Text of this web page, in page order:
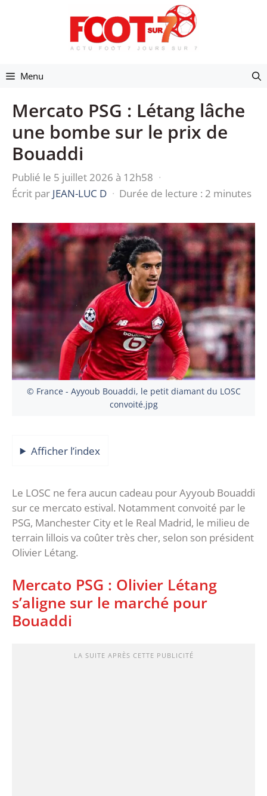
Menu
Mercato PSG : Létang lâche
une bombe sur le prix de
Bouaddi
Publié le 5 juillet 2026 à 12h58 ·
Écrit par JEAN-LUC D · Durée de lecture : 2 minutes
© France - Ayyoub Bouaddi, le petit diamant du LOSC
convoité.jpg
Afficher l’index
Le LOSC ne fera aucun cadeau pour Ayyoub Bouaddi
sur ce mercato estival. Notamment convoité par le
PSG, Manchester City et le Real Madrid, le milieu de
terrain lillois va coûter très cher, selon son président
Olivier Létang.
Mercato PSG : Olivier Létang
s’aligne sur le marché pour
Bouaddi
LA SUITE APRÈS CETTE PUBLICITÉ